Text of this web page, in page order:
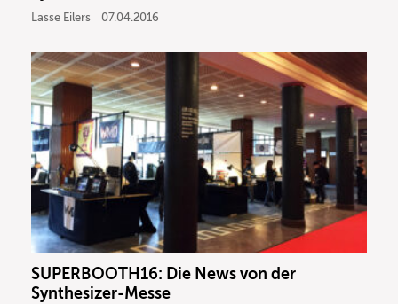
Lasse Eilers 07.04.2016
SUPERBOOTH16: Die News von der
Synthesizer-Messe